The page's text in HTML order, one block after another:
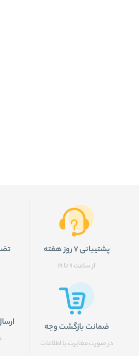
پشتیبانی ۷ روز هفته
از ساعت ۹ تا ۱۹
ضمانت بازگشت وجه
در صورت مغایرت با اطلاعات